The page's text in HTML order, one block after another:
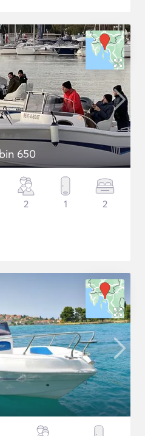
cabin 650
2 1 2